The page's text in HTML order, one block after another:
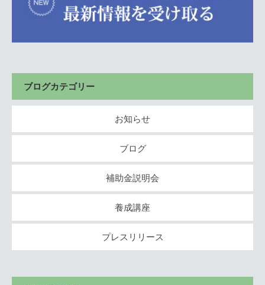
ブログカテゴリー
お知らせ
ブログ
補助金説明会
養成講座
プレスリリース